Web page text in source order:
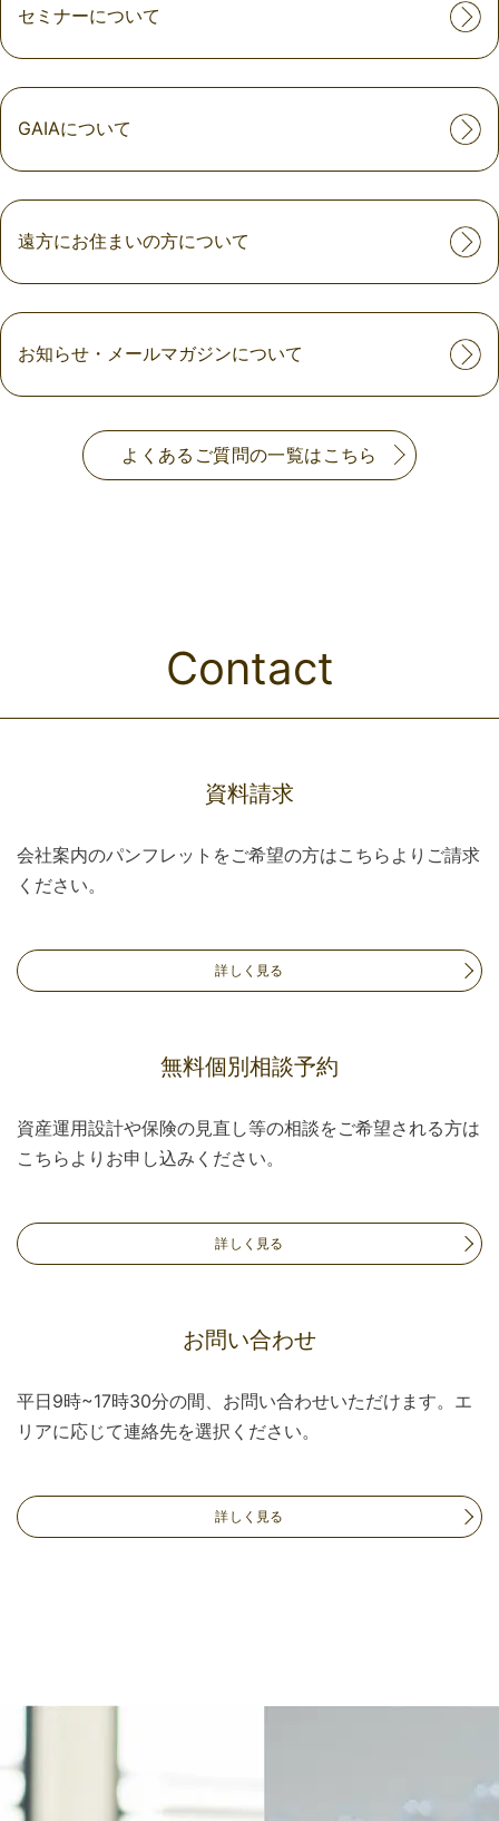
セミナーについて
GAIAについて
遠方にお住まいの方について
お知らせ・メールマガジンについて
よくあるご質問の一覧はこちら
Contact
資料請求
会社案内のパンフレットをご希望の方はこちらよりご請求
ください。
詳しく見る
無料個別相談予約
資産運用設計や保険の見直し等の相談をご希望される方は
こちらよりお申し込みください。
詳しく見る
お問い合わせ
平日9時~17時30分の間、お問い合わせいただけます。エ
リアに応じて連絡先を選択ください。
詳しく見る